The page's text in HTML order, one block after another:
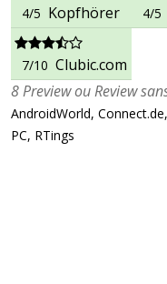
4/5 Kopfhörer 4/5
7/10 Clubic.com
8 Preview ou Review
AndroidWorld,
PC, RTings